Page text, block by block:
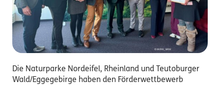
Die Naturparke Nordeifel, Rheinland und Teutoburger
Wald/Eggegebirge haben den Förderwettbewerb